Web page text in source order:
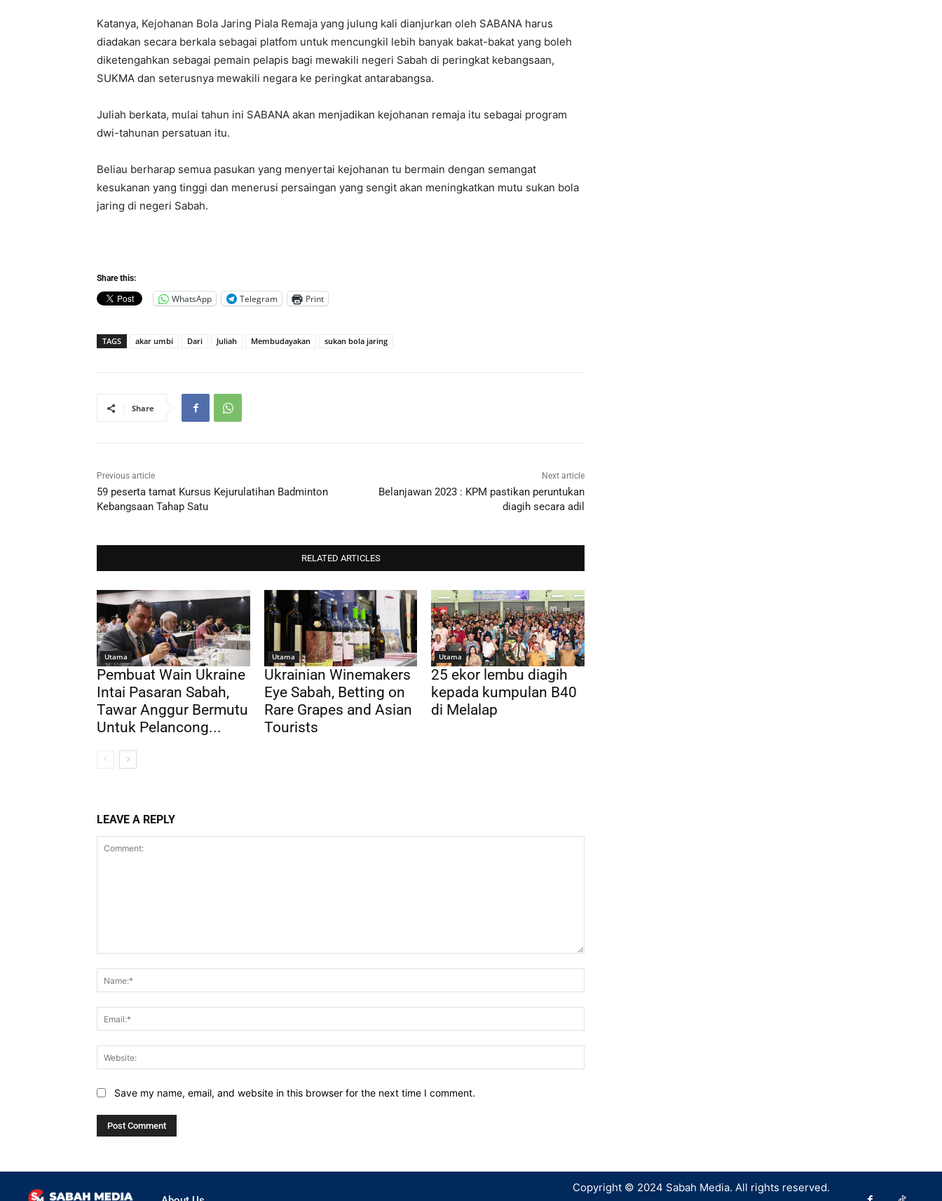
Katanya, Kejohanan Bola Jaring Piala Remaja yang julung kali dianjurkan oleh SABANA harus
diadakan secara berkala sebagai platfom untuk mencungkil lebih banyak bakat-bakat yang boleh
diketengahkan sebagai pemain pelapis bagi mewakili negeri Sabah di peringkat kebangsaan,
SUKMA dan seterusnya mewakili negara ke peringkat antarabangsa.
Juliah berkata, mulai tahun ini SABANA akan menjadikan kejohanan remaja itu sebagai program
dwi-tahunan persatuan itu.
Beliau berharap semua pasukan yang menyertai kejohanan tu bermain dengan semangat
kesukanan yang tinggi dan menerusi persaingan yang sengit akan meningkatkan mutu sukan bola
jaring di negeri Sabah.
Share this:
WhatsApp Telegram Print
TAGS akar umbi Dari Juliah Membudayakan sukan bola jaring
Share
Previous article
59 peserta tamat Kursus Kejurulatihan Badminton
Kebangsaan Tahap Satu
Next article
Belanjawan 2023 : KPM pastikan peruntukan
diagih secara adil
RELATED ARTICLES
Utama
Pembuat Wain Ukraine
Intai Pasaran Sabah,
Tawar Anggur Bermutu
Untuk Pelancong...
Utama
Ukrainian Winemakers
Eye Sabah, Betting on
Rare Grapes and Asian
Tourists
Utama
25 ekor lembu diagih
kepada kumpulan B40
di Melalap
LEAVE A REPLY
Save my name, email, and website in this browser for the next time I comment.
Copyright © 2024 Sabah Media. All rights reserved.